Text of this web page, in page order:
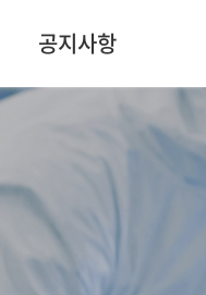
공지사항